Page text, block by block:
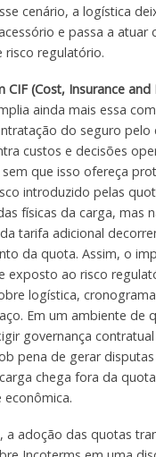
cenário, a logística
e passa a atuar
risco regulatório.
CIF (Cost, Insurance and
ainda mais essa
do seguro
custos e decisões
que isso ofereça
introduzido pelas
físicas da carga, mas
tarifa adicional
da quota. Assim, o
exposto ao risco
logística,
Em um ambiente de
governança
pena de gerar
chega fora da
econômica.
a adoção das quotas